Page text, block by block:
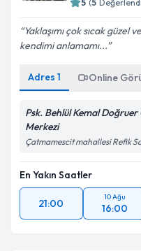
5 (5
Yaklaşımı çok sıcak
kendimi anlamamı...
Adres 1 Online
Psk. Behlül Kemal
Merkezi
Çatmamescit mahallesi Refik
En Yakın Saatler
21:00
10 Ağu
16:00